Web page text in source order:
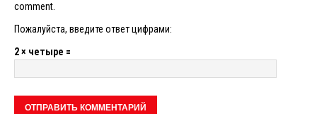
comment.
Пожалуйста, введите ответ цифрами:
2 × четыре =